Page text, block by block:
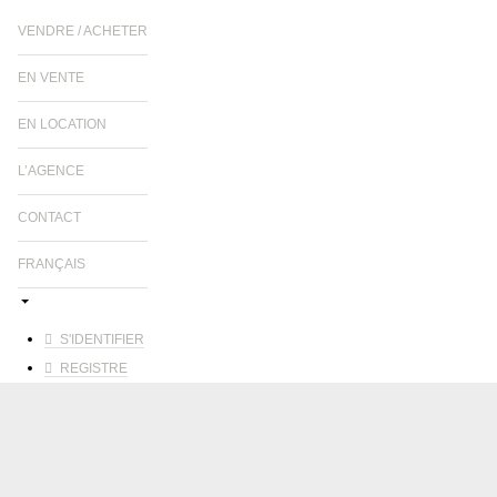
VENDRE / ACHETER
EN VENTE
EN LOCATION
L’AGENCE
CONTACT
FRANÇAIS
S'IDENTIFIER
REGISTRE